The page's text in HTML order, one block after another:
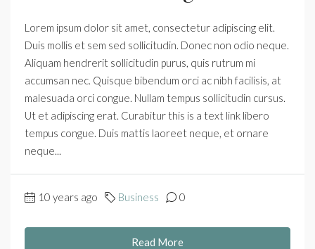
Lorem ipsum dolor sit amet, consectetur adipiscing elit.
Duis mollis et sem sed sollicitudin. Donec non odio neque.
Aliquam hendrerit sollicitudin purus, quis rutrum mi
accumsan nec. Quisque bibendum orci ac nibh facilisis, at
malesuada orci congue. Nullam tempus sollicitudin cursus.
Ut et adipiscing erat. Curabitur this is a text link libero
tempus congue. Duis mattis laoreet neque, et ornare
neque...
10 years ago Business 0
Read More